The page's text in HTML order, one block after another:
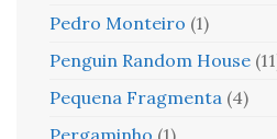
Pedro Monteiro (1)
Penguin Random House
Pequena Fragmenta (4)
Pergaminho (1)